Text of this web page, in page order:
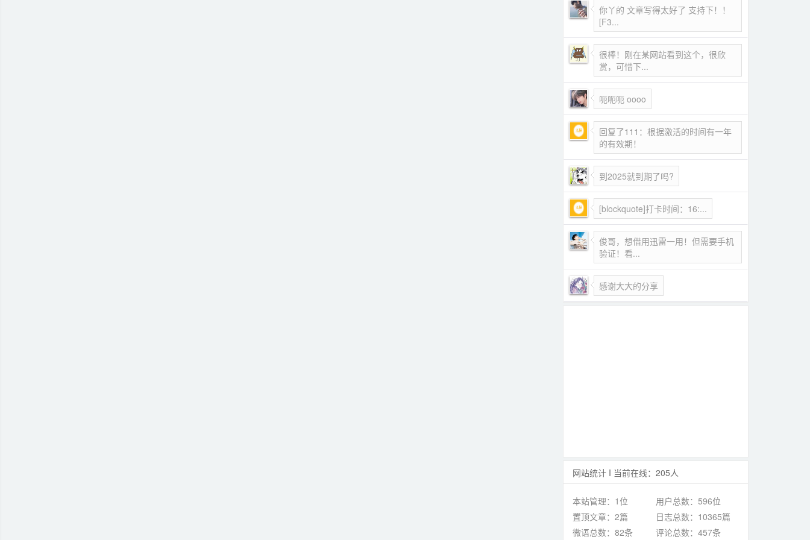
你丫的 文章写得太好了 支持下！！
[F3...
很棒！刚在某网站看到这个，很欣
赏，可惜下...
呃呃呃 oooo
回复了111：根据激活的时间有一年
的有效期！
到2025就到期了吗?
[blockquote]打卡时间：16:...
俊哥，想借用迅雷一用！但需要手机
验证！看...
感谢大大的分享
网站统计 I 当前在线：205人
本站管理：1位
用户总数：596位
置顶文章：2篇
日志总数：10365篇
微语总数：82条
评论总数：457条